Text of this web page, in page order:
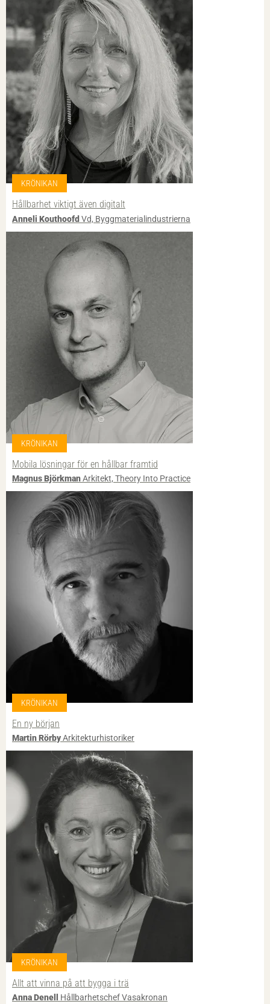
KRÖNIKAN
Hållbarhet viktigt även digitalt
Anneli KouthoofdVd, Byggmaterialindustrierna
KRÖNIKAN
Mobila lösningar för en hållbar framtid
Magnus BjörkmanArkitekt, Theory Into Practice
KRÖNIKAN
En ny början
Martin RörbyArkitekturhistoriker
KRÖNIKAN
Allt att vinna på att bygga i trä
Anna Denell Hållbarhetschef Vasakronan